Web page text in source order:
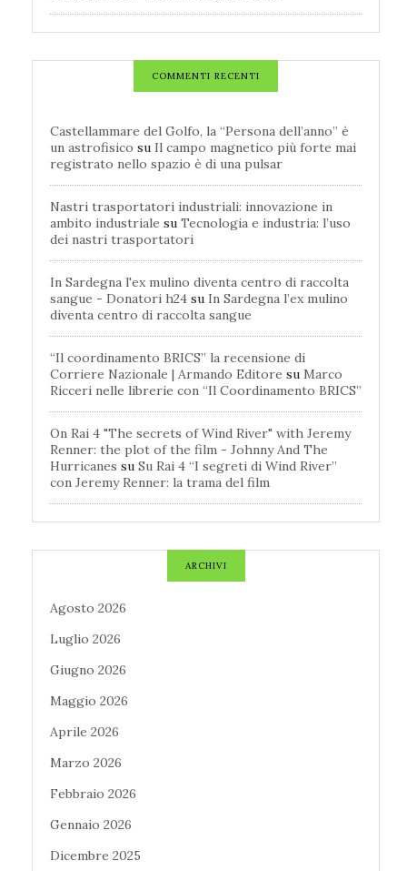
COMMENTI RECENTI
Castellammare del Golfo, la “Persona dell’anno” è
un astrofisico su Il campo magnetico più forte mai
registrato nello spazio è di una pulsar
Nastri trasportatori industriali: innovazione in
ambito industriale su Tecnologia e industria: l’uso
dei nastri trasportatori
In Sardegna l'ex mulino diventa centro di raccolta
sangue - Donatori h24 su In Sardegna l’ex mulino
diventa centro di raccolta sangue
“Il coordinamento BRICS” la recensione di
Corriere Nazionale | Armando Editore su Marco
Ricceri nelle librerie con “Il Coordinamento BRICS”
On Rai 4 "The secrets of Wind River" with Jeremy
Renner: the plot of the film - Johnny And The
Hurricanes su Su Rai 4 “I segreti di Wind River”
con Jeremy Renner: la trama del film
ARCHIVI
Agosto 2026
Luglio 2026
Giugno 2026
Maggio 2026
Aprile 2026
Marzo 2026
Febbraio 2026
Gennaio 2026
Dicembre 2025